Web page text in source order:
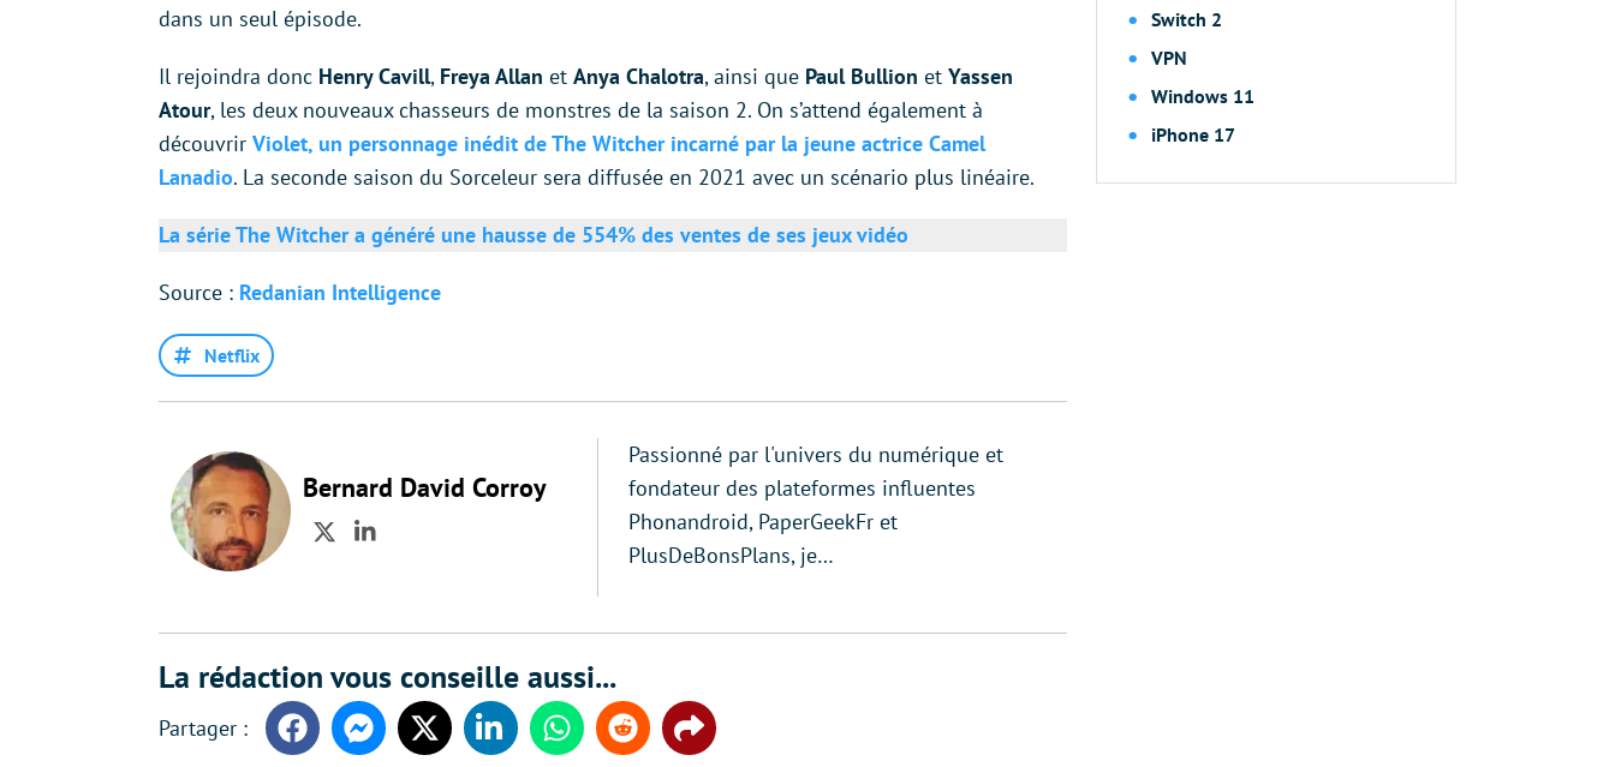
dans un seul épisode.
Il rejoindra donc Henry Cavill, Freya Allan et Anya Chalotra, ainsi que Paul Bullion et Yassen
Atour, les deux nouveaux chasseurs de monstres de la saison 2. On s’attend également à
découvrir Violet, un personnage inédit de The Witcher incarné par la jeune actrice Camel
Lanadio. La seconde saison du Sorceleur sera diffusée en 2021 avec un scénario plus linéaire.
La série The Witcher a généré une hausse de 554% des ventes de ses jeux vidéo
Source : Redanian Intelligence
Netflix
Bernard David Corroy
TwitterLinkedIn
Passionné par l'univers du numérique et
fondateur des plateformes influentes
Phonandroid, PaperGeekFr et
PlusDeBonsPlans, je…
La rédaction vous conseille aussi...
FacebookMessengerTwitter LinkedinWhatsappReddit Share
Switch 2
VPN
Windows 11
iPhone 17